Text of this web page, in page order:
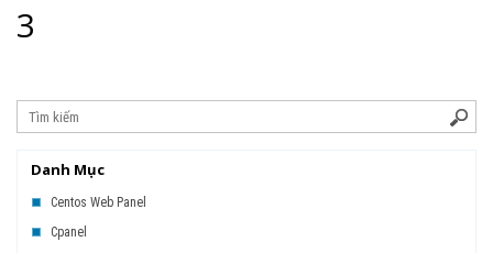
3
Danh Mục
Centos Web Panel
Cpanel